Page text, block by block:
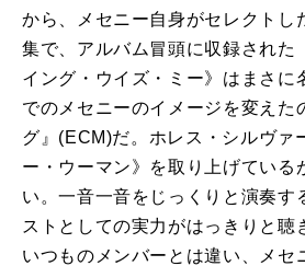
から、メセニー自身がセレクトし
集で、アルバム冒頭に収録された
イング・ウイズ・ミー》はまさに
でのメセニーのイメージを変えた
グ』 (ECM)だ。ホレス・シルヴァ
ー・ウーマン》を取り上げている
い。一音一音をじっくりと演奏す
ストとしての実力がはっきりと聴
いつものメンバーとは違い、メセ